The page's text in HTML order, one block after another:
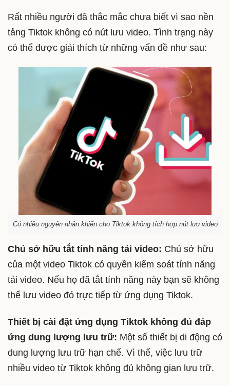
Rất nhiều người đã thắc mắc chưa biết vì sao nền
tảng Tiktok không có nút lưu video. Tình trạng này
có thể được giải thích từ những vấn đề như sau:
Có nhiều nguyên nhân khiến cho Tiktok không tích hợp nút lưu video
Chủ sở hữu tắt tính năng tải video: Chủ sở hữu
của một video Tiktok có quyền kiểm soát tính năng
tải video. Nếu họ đã tắt tính năng này bạn sẽ không
thể lưu video đó trực tiếp từ ứng dụng Tiktok.
Thiết bị cài đặt ứng dụng Tiktok không đủ đáp
ứng dung lượng lưu trữ: Một số thiết bị di động có
dung lượng lưu trữ hạn chế. Vì thế, việc lưu trữ
nhiều video từ Tiktok không đủ không gian lưu trữ.